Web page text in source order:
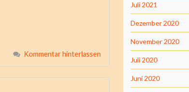
Kommentar hinterlassen
Juli 2021
Dezember 2020
November 2020
Juli 2020
Juni 2020